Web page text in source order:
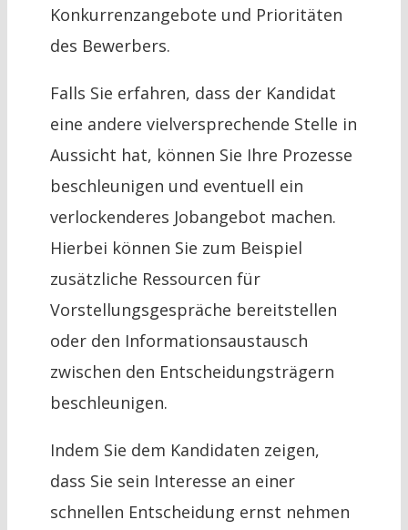
Konkurrenzangebote und Prioritäten
des Bewerbers.
Falls Sie erfahren, dass der Kandidat
eine andere vielversprechende Stelle in
Aussicht hat, können Sie Ihre Prozesse
beschleunigen und eventuell ein
verlockenderes Jobangebot machen.
Hierbei können Sie zum Beispiel
zusätzliche Ressourcen für
Vorstellungsgespräche bereitstellen
oder den Informationsaustausch
zwischen den Entscheidungsträgern
beschleunigen.
Indem Sie dem Kandidaten zeigen,
dass Sie sein Interesse an einer
schnellen Entscheidung ernst nehmen